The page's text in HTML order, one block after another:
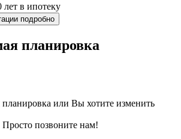
лет в ипотеку
подробно
планировка
планировка или Вы хотите изменить
позвоните нам!